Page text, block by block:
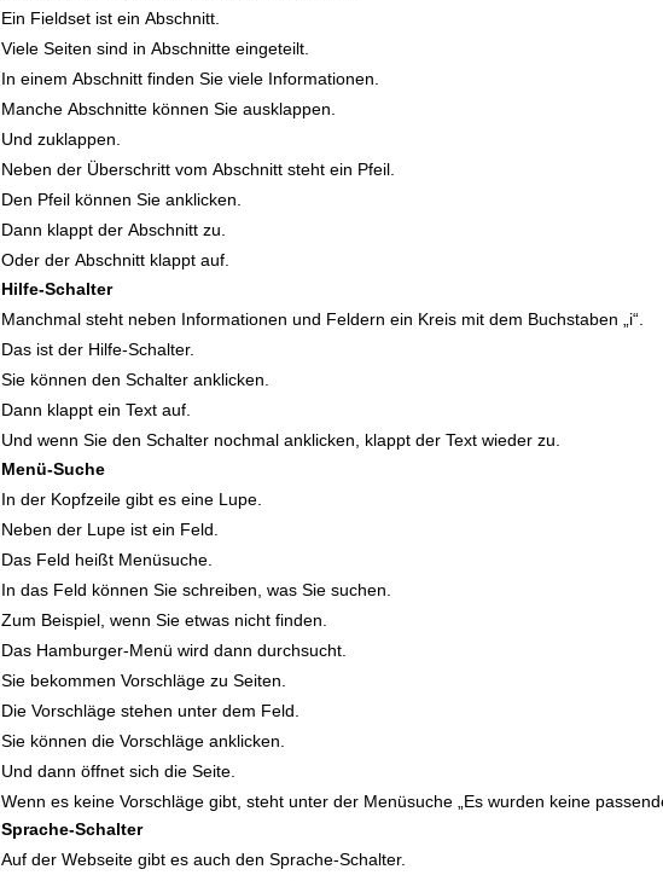
Ein Fieldset ist ein Abschnitt.
Viele Seiten sind in Abschnitte eingeteilt.
In einem Abschnitt finden Sie viele Informationen.
Manche Abschnitte können Sie ausklappen.
Und zuklappen.
Neben der Überschritt vom Abschnitt steht ein Pfeil.
Den Pfeil können Sie anklicken.
Dann klappt der Abschnitt zu.
Oder der Abschnitt klappt auf.
Hilfe-Schalter
Manchmal steht neben Informationen und Feldern ein Kreis mit dem Buchstaben „i“.
Das ist der Hilfe-Schalter.
Sie können den Schalter anklicken.
Dann klappt ein Text auf.
Und wenn Sie den Schalter nochmal anklicken, klappt der Text wieder zu.
Menü-Suche
In der Kopfzeile gibt es eine Lupe.
Neben der Lupe ist ein Feld.
Das Feld heißt Menüsuche.
In das Feld können Sie schreiben, was Sie suchen.
Zum Beispiel, wenn Sie etwas nicht finden.
Das Hamburger-Menü wird dann durchsucht.
Sie bekommen Vorschläge zu Seiten.
Die Vorschläge stehen unter dem Feld.
Sie können die Vorschläge anklicken.
Und dann öffnet sich die Seite.
Wenn es keine Vorschläge gibt, steht unter der Menüsuche „Es wurden keine
Sprache-Schalter
Auf der Webseite gibt es auch den Sprache-Schalter.